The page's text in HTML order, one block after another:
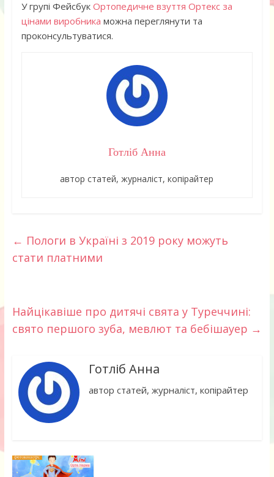
У групі Фейсбук Ортопедичне взуття Ортекс за
цінами виробника можна переглянути та
проконсультуватися.
Готліб Анна
автор статей, журналіст, копірайтер
← Пологи в Україні з 2019 року можуть
стати платними
Найцікавіше про дитячі свята у Туреччині:
свято першого зуба, мевлют та бебішауер →
Готліб Анна
автор статей, журналіст, копірайтер